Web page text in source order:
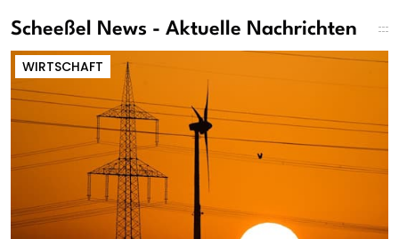
Scheeßel News - Aktuelle Nachrichten
WIRTSCHAFT